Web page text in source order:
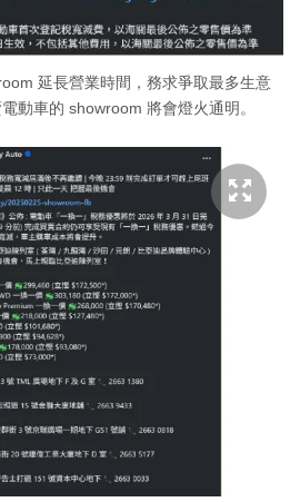
延長營業時間，務求爭取最多生意
動車的 showroom 將會燈火通明。